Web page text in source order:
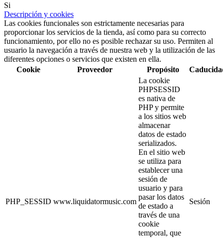
Si
Descripción y cookies
Las cookies funcionales son estrictamente necesarias para
proporcionar los servicios de la tienda, así como para su correcto
funcionamiento, por ello no es posible rechazar su uso. Permiten al
usuario la navegación a través de nuestra web y la utilización de las
diferentes opciones o servicios que existen en ella.
Cookie
Proveedor Propósito
PHP_SESSID www.liquidatormusic.com
La cookie
PHPSESSID
es nativa de
PHP y permite
a los sitios web
almacenar
datos de estado
serializados.
En el sitio web
se utiliza para
establecer una
sesión de
usuario y para
pasar los datos
de estado a
través de una
cookie
temporal, que
Sesión